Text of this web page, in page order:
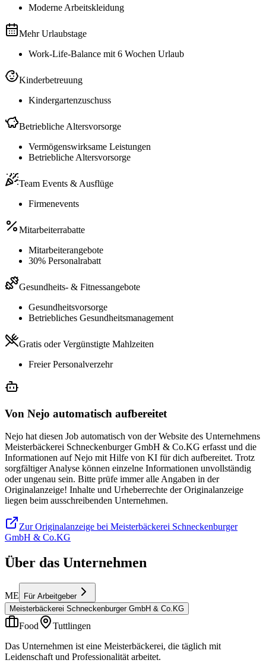
Moderne Arbeitskleidung
Mehr Urlaubstage
Work-Life-Balance mit 6 Wochen Urlaub
Kinderbetreuung
Kindergartenzuschuss
Betriebliche Altersvorsorge
Vermögenswirksame Leistungen
Betriebliche Altersvorsorge
Team Events & Ausflüge
Firmenevents
Mitarbeiterrabatte
Mitarbeiterangebote
30% Personalrabatt
Gesundheits- & Fitnessangebote
Gesundheitsvorsorge
Betriebliches Gesundheitsmanagement
Gratis oder Vergünstigte Mahlzeiten
Freier Personalverzehr
Von Nejo automatisch aufbereitet
Nejo hat diesen Job automatisch von der Website des Unternehmens
Meisterbäckerei Schneckenburger GmbH & Co.KG erfasst und die
Informationen auf Nejo mit Hilfe von KI für dich aufbereitet. Trotz
sorgfältiger Analyse können einzelne Informationen unvollständig
oder ungenau sein. Bitte prüfe immer alle Angaben in der
Originalanzeige! Inhalte und Urheberrechte der Originalanzeige
liegen beim ausschreibenden Unternehmen.
Zur Originalanzeige bei Meisterbäckerei Schneckenburger
GmbH & Co.KG
Über das Unternehmen
ME
Für Arbeitgeber
Meisterbäckerei Schneckenburger GmbH & Co.KG
Food
Tuttlingen
Das Unternehmen ist eine Meisterbäckerei, die täglich mit
Leidenschaft und Professionalität arbeitet.